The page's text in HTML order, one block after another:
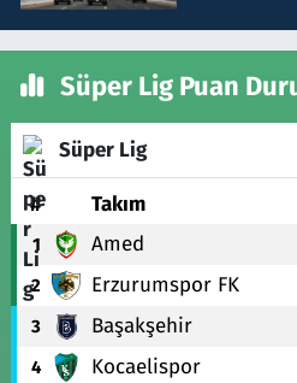
Süper Lig Puan
Süper Lig
# Takım
1 Amed
2 Erzurumspor FK
3 Başakşehir
4 Kocaelispor